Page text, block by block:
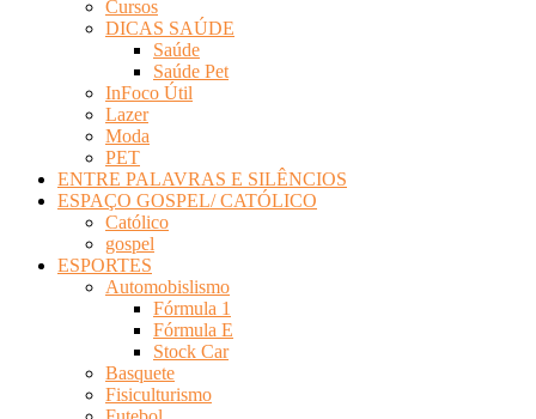
Cursos
DICAS SAÚDE
Saúde
Saúde Pet
InFoco Útil
Lazer
Moda
PET
ENTRE PALAVRAS E SILÊNCIOS
ESPAÇO GOSPEL/ CATÓLICO
Católico
gospel
ESPORTES
Automobislismo
Fórmula 1
Fórmula E
Stock Car
Basquete
Fisiculturismo